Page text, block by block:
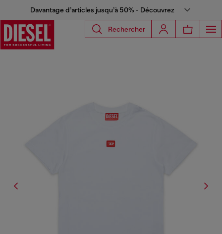
Davantage d’articles jusqu’à 50% - Découvrez
Rechercher